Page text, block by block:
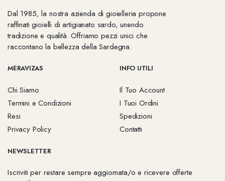
Dal 1985, la nostra azienda di gioielleria propone
raffinati gioielli di artigianato sardo, unendo
tradizione e qualità. Offriamo pezzi unici che
raccontano la bellezza della Sardegna.
MERAVIZAS
Chi Siamo
Termini e Condizioni
Resi
Privacy Policy
INFO UTILI
Il Tuo Account
I Tuoi Ordini
Spedizioni
Contatti
NEWSLETTER
Iscriviti per restare sempre aggiornata/o e ricevere offerte